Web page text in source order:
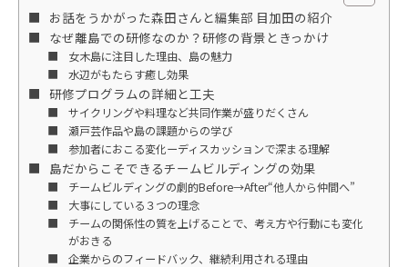
お話をうかがった森田さんと編集部 目加田の紹介
なぜ離島での研修なのか？研修の背景ときっかけ
女木島に注目した理由、島の魅力
水辺がもたらす癒し効果
研修プログラムの詳細と工夫
サイクリングや料理など共同作業が盛りだくさん
瀬戸芸作品や島の課題からの学び
参加者におこる変化ーディスカッションで深まる理解
島だからこそできるチームビルディングの効果
チームビルディングの劇的Before→After“他人から仲間へ”
大事にしている３つの理念
チームの関係性の質を上げることで、考え方や行動にも変化
がおきる
企業からのフィードバック、継続利用される理由